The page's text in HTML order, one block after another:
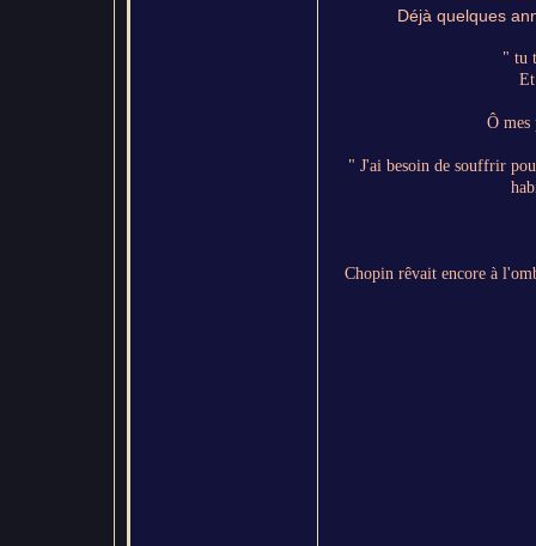
Déjà quelques
" tu
Ô mes
" J'ai besoin de souffrir
Chopin rêvait encore à